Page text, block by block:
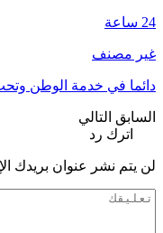
24 ساعة
غير مصنف
دائما في خدمة الوطن
السابق التالي
اترك رد
لن يتم نشر عنوان بريدك